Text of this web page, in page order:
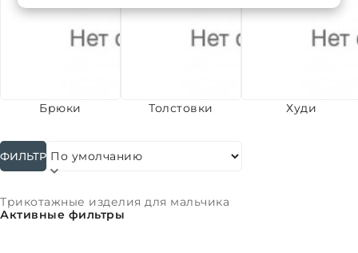
Брюки Толстовки Худи
ФИЛЬТР Сортировать:
Трикотажные изделия для мальчика
Активные фильтры